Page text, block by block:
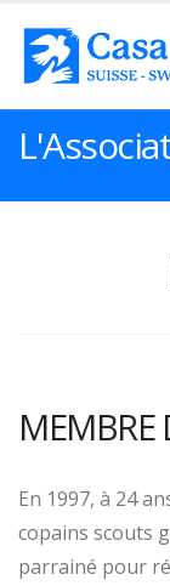
En 1997, à 24
copains scouts
parrainé pour